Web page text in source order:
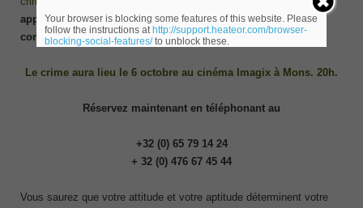
apprendrez, en vous amusant, à devenir un meilleur
communicant !
Le crime aura lieu le 6 octobre au cinéma Imagix à Mons. 20h.
Réservez maintenant en téléphonant au
+32 (0) 65 79 14 24
+ 32 (0) 476 67 45 44
Vous saurez que votre attitude et votre aptitude déterminent votre
Your browser is blocking some features of this website. Please
follow the instructions at http://support.heateor.com/browser-
blocking-social-features/to unblock these.